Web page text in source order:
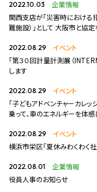
2022.10.03
企業情報
関西支店が「災害時における
難施設）」として 大阪市と協
2022.08.29
イベント
「第３０回計量計測展（
します
2022.08.29
イベント
「子どもアドベンチャーカレッジ
乗って、車のエネルギーを体感
2022.08.29
イベント
横浜市栄区「夏休みわくわく
2022.08.01
企業情報
役員人事のお知らせ